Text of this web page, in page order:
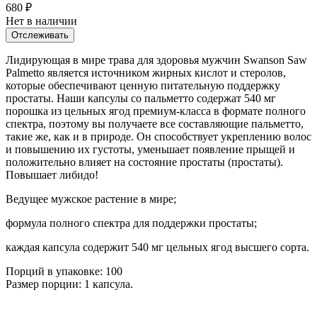
680 ₽
Нет в наличии
Отслеживать
Лидирующая в мире трава для здоровья мужчин Swanson Saw
Palmetto является источником жирных кислот и стеролов,
которые обеспечивают ценную питательную поддержку
простаты. Наши капсулы со пальметто содержат 540 мг
порошка из цельных ягод премиум-класса в формате полного
спектра, поэтому вы получаете все составляющие пальметто,
такие же, как и в природе. Он способствует укреплению волос
и повышению их густоты, уменьшает появление прыщей и
положительно влияет на состояние простаты (простаты).
Повышает либидо!
Ведущее мужское растение в мире;
формула полного спектра для поддержки простаты;
каждая капсула содержит 540 мг цельных ягод высшего сорта.
Порций в упаковке: 100
Размер порции: 1 капсула.